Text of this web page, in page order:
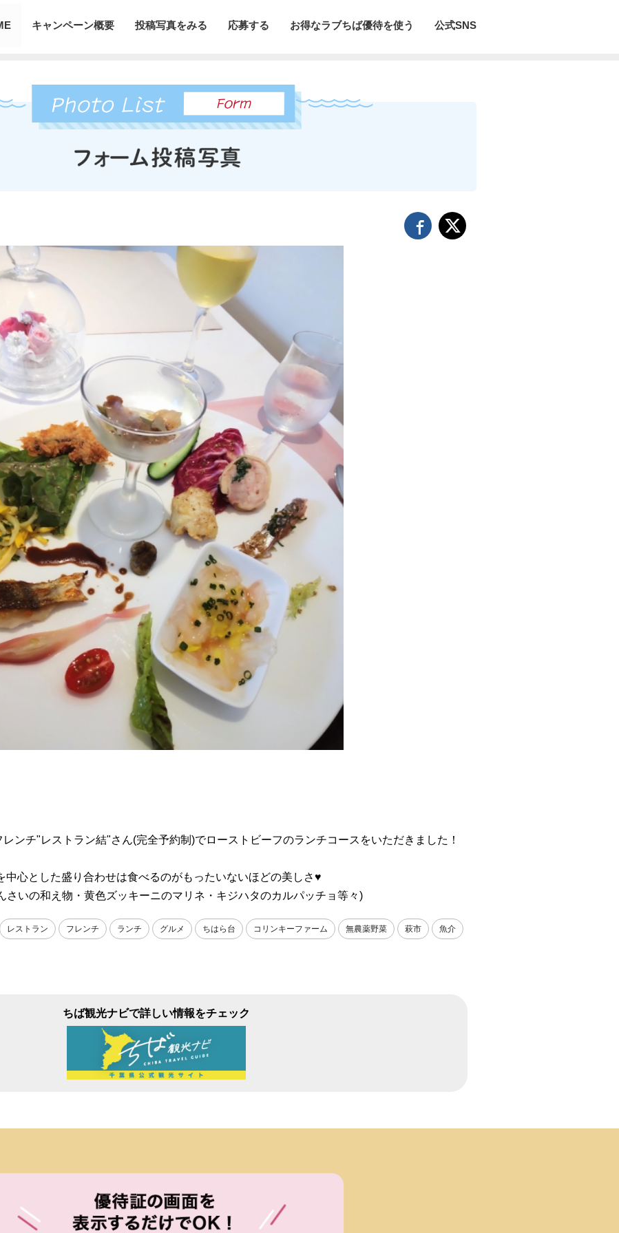
キャンペーン概要 投稿写真をみる 応募する お得なラブちば優待を使う 公式SNS
ンチ"レストラン結"さん(完全予約制)でローストビーフのランチコースをいただきました！
心とした盛り合わせは食べるのがもったいないほどの美しさ♥️
さいの和え物・黄色ズッキーニのマリネ・キジハタのカルパッチョ等々)
レストラン フレンチ ランチ グルメ ちはら台 コリンキーファーム 無農薬野菜 萩市 魚介
ちば観光ナビで詳しい情報をチェック